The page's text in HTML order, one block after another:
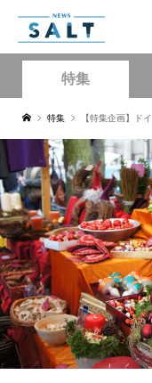
特集
特集 【特集企画】ド